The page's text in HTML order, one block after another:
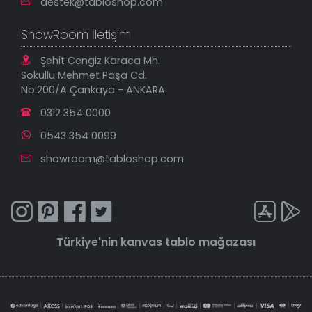
ShowRoom İletişim
Şehit Cengiz Karaca Mh.
Sokullu Mehmet Paşa Cd.
No:200/A Çankaya - ANKARA
0312 354 0000
0543 354 0099
showroom@tabloshop.com
Türkiye'nin kanvas tablo mağazası